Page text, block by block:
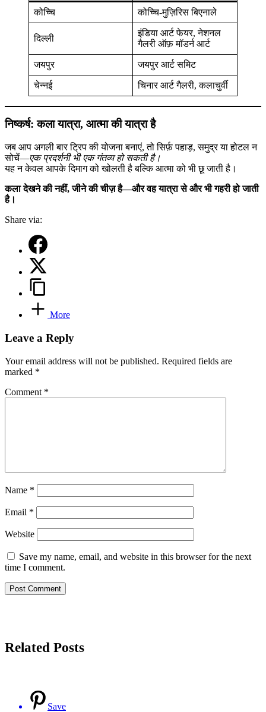
कोच्चि कोच्चि-मुज़िरिस बिएनाले
दिल्ली
इंडिया आर्ट फेयर, नेशनल
गैलरी ऑफ़ मॉडर्न आर्ट
जयपुर जयपुर आर्ट समिट
चेन्नई चिनार आर्ट गैलरी, कलाचुर्वी
निष्कर्ष: कला यात्रा, आत्मा की यात्रा है
जब आप अगली बार ट्रिप की योजना बनाएं, तो सिर्फ़ पहाड़, समुद्र या होटल न
सोचें—एक प्रदर्शनी भी एक गंतव्य हो सकती है।
यह न केवल आपके दिमाग को खोलती है बल्कि आत्मा को भी छू जाती है।
कला देखने की नहीं, जीने की चीज़ है—और वह यात्रा से और भी गहरी हो जाती
है।
Share via:
More
Leave a Reply
Your email address will not be published. Required fields are
marked *
Comment *
Name *
Email *
Website
Save my name, email, and website in this browser for the next
time I comment.
Related Posts
Save